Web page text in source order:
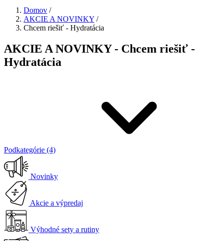
Domov /
AKCIE A NOVINKY /
Chcem riešiť - Hydratácia
AKCIE A NOVINKY - Chcem riešiť -
Hydratácia
Podkategórie (4)
Novinky
Akcie a výpredaj
Výhodné sety a rutiny